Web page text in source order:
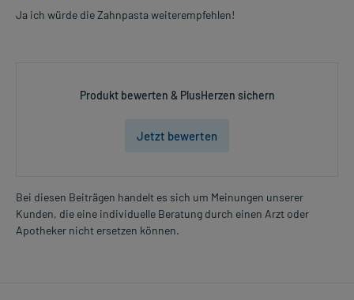
Ja ich würde die Zahnpasta weiterempfehlen!
Produkt bewerten & PlusHerzen sichern
Jetzt bewerten
Bei diesen Beiträgen handelt es sich um Meinungen unserer
Kunden, die eine individuelle Beratung durch einen Arzt oder
Apotheker nicht ersetzen können.